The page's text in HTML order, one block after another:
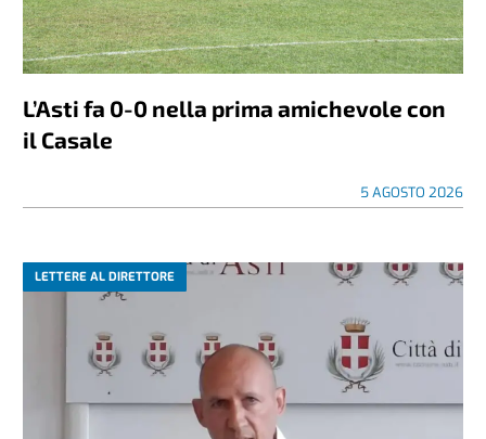
L’Asti fa 0-0 nella prima amichevole con
il Casale
5 AGOSTO 2026
LETTERE AL DIRETTORE